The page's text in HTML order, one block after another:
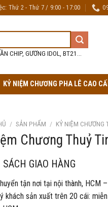
Thứ 2 - Thứ 7 / 9:00 - 17:00
CHIP, GƯƠNG IDOL, BT21...
KỶ NIỆM CHƯƠNG PHA LÊ CAO
/ SẢN PHẨM / KỶ NIỆM CHƯƠNG
Chương Thuỷ
GIAO HÀNG
tận nơi tại nội thành, HCM
khách sản xuất trên 20 cái: